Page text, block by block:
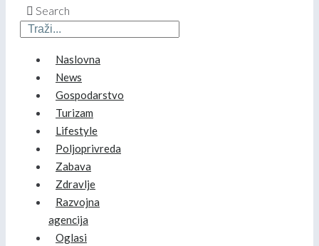
Search
Naslovna
News
Gospodarstvo
Turizam
Lifestyle
Poljoprivreda
Zabava
Zdravlje
Razvojna
agencija
Oglasi